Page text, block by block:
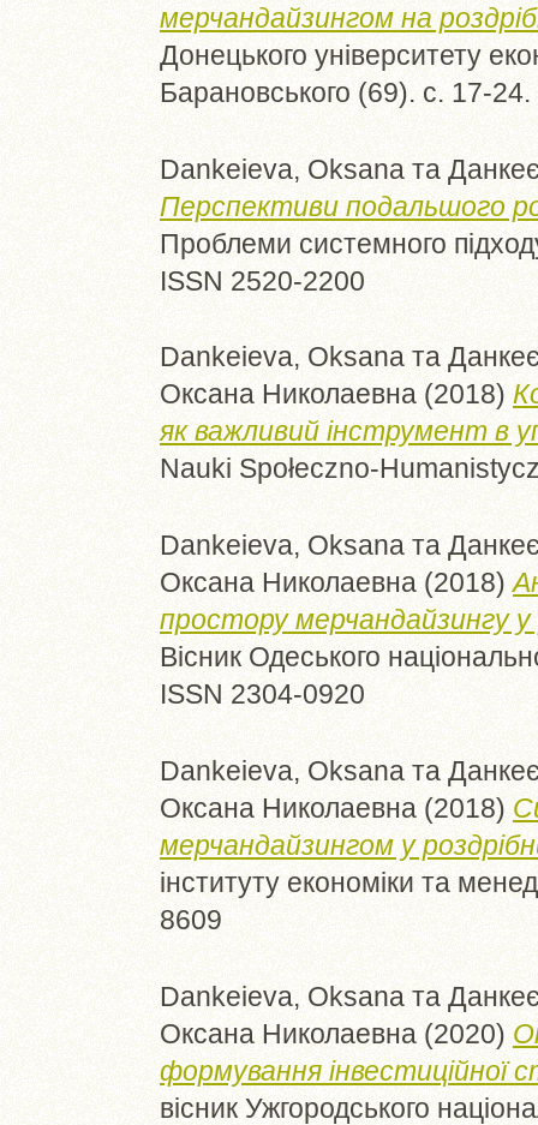
мерчандайзингом на
Донецького університету
Барановського (69). с. 17-
Dankeieva, Oksana та
Перспективи подальшого
Проблеми системного
ISSN 2520-2200
Dankeieva, Oksana та
Оксана Николаевна (2018)
як важливий інструмент в
Nauki Społeczno-
Dankeieva, Oksana та
Оксана Николаевна (2018)
простору мерчандайзингу
Вісник Одеського
ISSN 2304-0920
Dankeieva, Oksana та
Оксана Николаевна (2018)
мерчандайзингом у
інституту економіки та
8609
Dankeieva, Oksana та
Оксана Николаевна (2020)
формування інвестиційної
вісник Ужгородського